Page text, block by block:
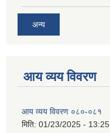
अन्य
आय व्यय विवरण
आय व्यय विवरण ०८०-०८१
मिति: 01/23/2025 - 13:25